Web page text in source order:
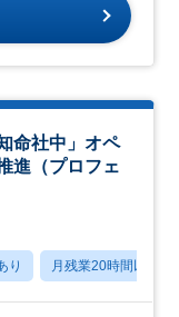
命社中」オペ
進（プロフェ
り 月残業20時間以内